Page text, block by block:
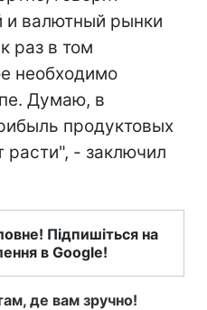
и валютный рынки
раз в том
необходимо
Думаю, в
продуктовых
- заключил
Підпишіться на
в Google!
де вам зручно!